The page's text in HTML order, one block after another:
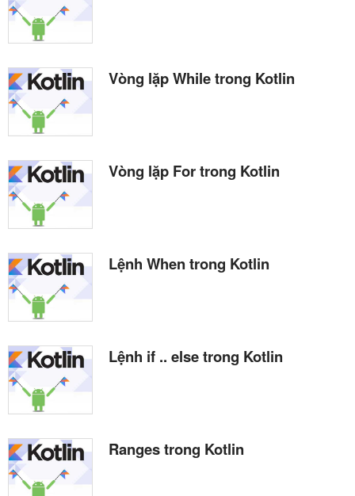
Vòng lặp While trong Kotlin
Vòng lặp For trong Kotlin
Lệnh When trong Kotlin
Lệnh if .. else trong Kotlin
Ranges trong Kotlin